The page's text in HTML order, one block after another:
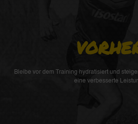
Bleibe vor dem Training hydratisiert und
eine verbesserte